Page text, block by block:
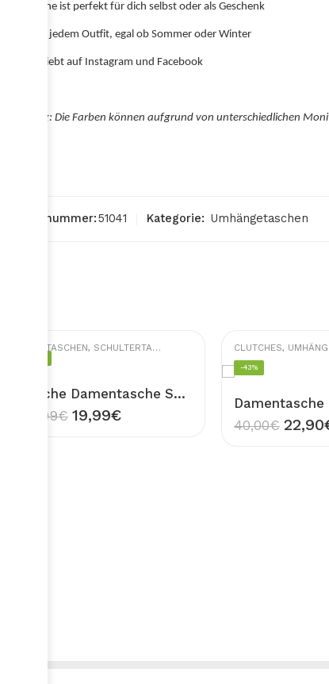
Die Tasche ist perfekt für dich selbst oder als Geschenk
Passt zu jedem Outfit, egal ob Sommer oder Winter
Sehr beliebt auf Instagram und Facebook
Achtung: Die Farben können aufgrund von unterschiedlichen
Artikelnummer:51041 Kategorie: Umhängetaschen
HANDTASCHEN, SCHULTERTASCHEN UMHÄNGETASCHEN
Tasche Damentasche Schultertasche Umhängetasche Schwarz Handtasche mit Gürtelschnalle Design TANIA
29,99€ 19,99€
CLUTCHES,
-43%
40,00€ 22,90